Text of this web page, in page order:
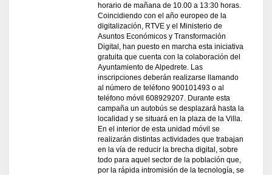
horario de mañana de 10.00 a 13:30 horas.
Coincidiendo con el año europeo de la
digitalización, RTVE y el Ministerio de
Asuntos Económicos y Transformación
Digital, han puesto en marcha esta iniciativa
gratuita que cuenta con la colaboración del
Ayuntamiento de Alpedrete. Las
inscripciones deberán realizarse llamando
al número de teléfono 900101493 o al
teléfono móvil 608929207. Durante esta
campaña un autobús se desplazará hasta la
localidad y se situará en la plaza de la Villa.
En el interior de esta unidad móvil se
realizarán distintas actividades que trabajan
en la vía de reducir la brecha digital, sobre
todo para aquel sector de la población que,
por la rápida intromisión de la tecnología, se